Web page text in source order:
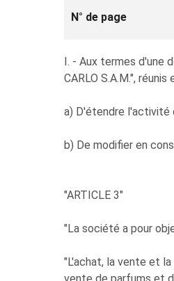
N° de page
I. - Aux termes d'une
CARLO S.A.M.",
a) D'étendre l'activité
b) De modifier en
"ARTICLE 3"
"La société a pour
"L'achat, la vente et